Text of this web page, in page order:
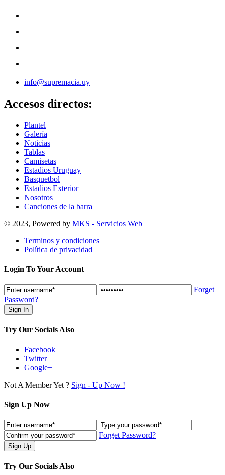
info@supremacia.uy
Accesos directos:
Plantel
Galería
Noticias
Tablas
Camisetas
Estadios Uruguay
Basquetbol
Estadios Exterior
Nosotros
Canciones de la barra
© 2023, Powered by MKS - Servicios Web
Terminos y condiciones
Política de privacidad
Login To Your Account
Forget
Password?
Try Our Socials Also
Facebook
Twitter
Google+
Not A Member Yet ? Sign - Up Now !
Sign Up Now
Forget Password?
Try Our Socials Also